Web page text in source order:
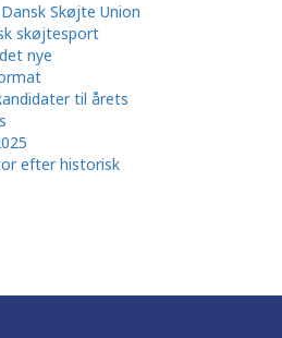
Skøjte Union
skøjtesport
nye
til årets
efter historisk